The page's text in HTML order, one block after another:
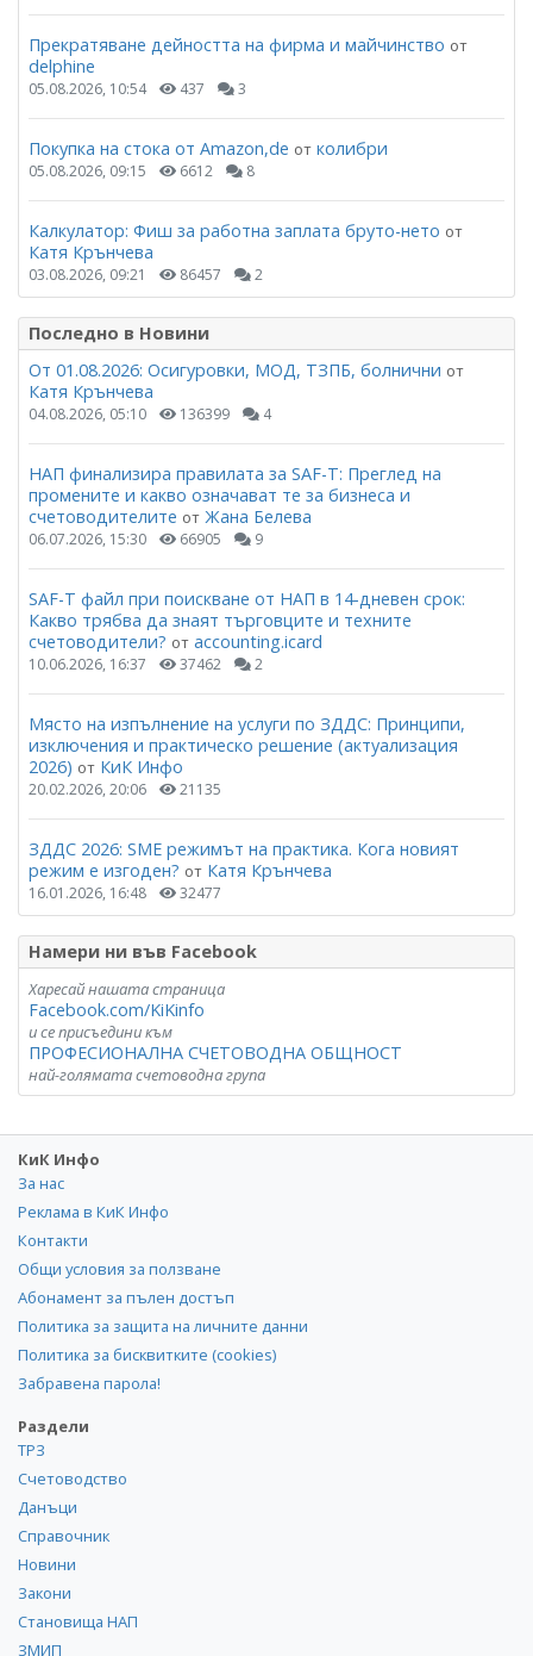
Прекратяване дейността на фирма и майчинство от
delphine
05.08.2026, 10:54 437 3
Покупка на стока от Amazon,de от колибри
05.08.2026, 09:15 6612 8
Калкулатор: Фиш за работна заплата бруто-нето от
Катя Крънчева
03.08.2026, 09:21 86457 2
Последно в Новини
От 01.08.2026: Осигуровки, МОД, ТЗПБ, болнични от
Катя Крънчева
04.08.2026, 05:10 136399 4
НАП финализира правилата за SAF-T: Преглед на
промените и какво означават те за бизнеса и
счетоводителите от Жана Белева
06.07.2026, 15:30 66905 9
SAF-T файл при поискване от НАП в 14-дневен срок:
Какво трябва да знаят търговците и техните
счетоводители? от accounting.icard
10.06.2026, 16:37 37462 2
Място на изпълнение на услуги по ЗДДС: Принципи,
изключения и практическо решение (актуализация
2026) от КиК Инфо
20.02.2026, 20:06 21135
ЗДДС 2026: SME режимът на практика. Кога новият
режим е изгоден? от Катя Крънчева
16.01.2026, 16:48 32477
Намери ни във Facebook
Харесай нашата страница
Facebook.com/KiKinfo
и се присъедини към
ПРОФЕСИОНАЛНА СЧЕТОВОДНА ОБЩНОСТ
най-голямата счетоводна група
КиК Инфо
За нас
Реклама в КиК Инфо
Контакти
Общи условия за ползване
Абонамент за пълен достъп
Политика за защита на личните данни
Политика за бисквитките (cookies)
Забравена парола!
Раздели
ТРЗ
Счетоводство
Данъци
Справочник
Новини
Закони
Становища НАП
ЗМИП